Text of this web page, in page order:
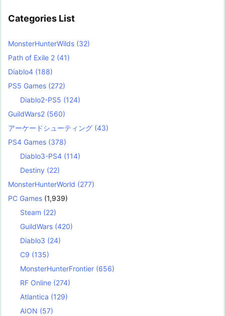
Categories List
MonsterHunterWilds (32)
Path of Exile 2 (41)
Diablo4 (188)
PS5 Games (272)
Diablo2-PS5 (124)
GuildWars2 (560)
アーケードシューティング (43)
PS4 Games (378)
Diablo3-PS4 (114)
Destiny (22)
MonsterHunterWorld (277)
PC Games (1,939)
Steam (22)
GuildWars (420)
Diablo3 (24)
C9 (135)
MonsterHunterFrontier (656)
RF Online (274)
Atlantica (129)
AION (57)